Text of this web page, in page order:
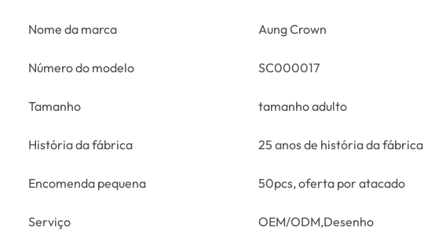
Nome da marca Aung Crown
Número do modelo SC000017
Tamanho tamanho adulto
História da fábrica 25 anos de história da fábrica
Encomenda pequena 50pcs, oferta por atacado
Serviço OEM/ODM,Desenho